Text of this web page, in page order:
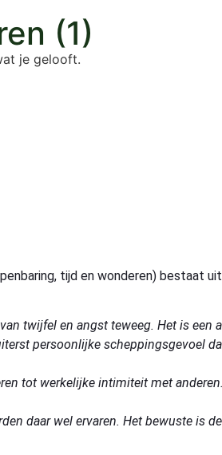
(1)
je gelooft.
tijd en wonderen) bestaat
twijfel en angst teweeg. Het is
persoonlijke scheppingsgevoel
tot werkelijke intimiteit met anderen.
daar wel ervaren. Het bewuste is